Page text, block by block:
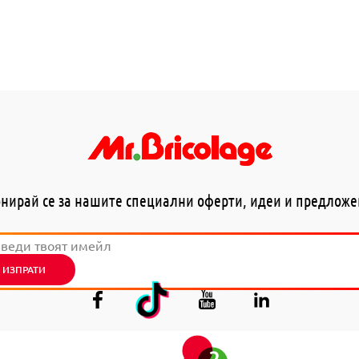
се за нашите специални оферти, идеи и
ИЗПРАТИ